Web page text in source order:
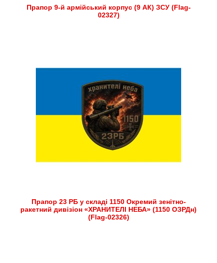
Прапор 9-й армійський корпус (9 АК) ЗСУ (Flag-
02327)
Прапор 23 РБ у складі 1150 Окремий зенітно-
ракетний дивізіон «ХРАНИТЕЛІ НЕБА» (1150 ОЗРДн)
(Flag-02326)